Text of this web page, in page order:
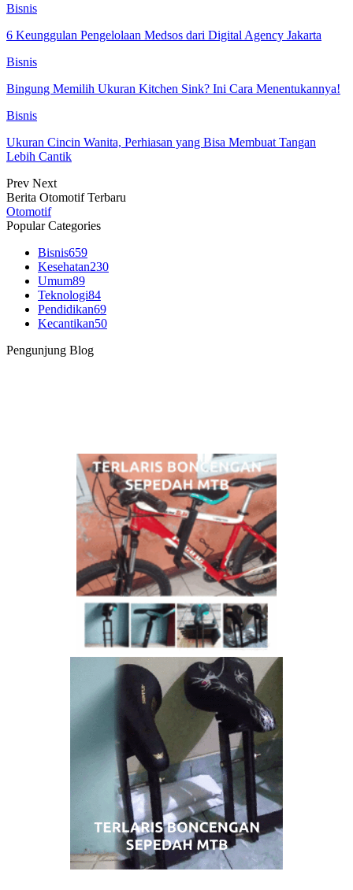
Bisnis
6 Keunggulan Pengelolaan Medsos dari Digital Agency Jakarta
Bisnis
Bingung Memilih Ukuran Kitchen Sink? Ini Cara Menentukannya!
Bisnis
Ukuran Cincin Wanita, Perhiasan yang Bisa Membuat Tangan
Lebih Cantik
Prev Next
Berita Otomotif Terbaru
Otomotif
Popular Categories
Bisnis659
Kesehatan230
Umum89
Teknologi84
Pendidikan69
Kecantikan50
Pengunjung Blog